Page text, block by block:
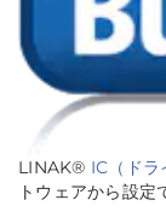
LINAK® IC（ドラ
トウェアから設定